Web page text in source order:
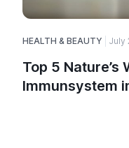
HEALTH & BEAUTY July
Top 5 Nature’s
Immunsystem